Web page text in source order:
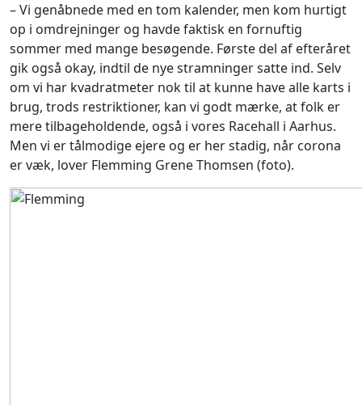
– Vi genåbnede med en tom kalender, men kom hurtigt
op i omdrejninger og havde faktisk en fornuftig
sommer med mange besøgende. Første del af efteråret
gik også okay, indtil de nye stramninger satte ind. Selv
om vi har kvadratmeter nok til at kunne have alle karts i
brug, trods restriktioner, kan vi godt mærke, at folk er
mere tilbageholdende, også i vores Racehall i Aarhus.
Men vi er tålmodige ejere og er her stadig, når corona
er væk, lover Flemming Grene Thomsen (foto).